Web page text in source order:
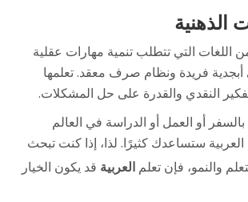
الذهنية
من اللغات التي تتطلب تنمية مهارات عقلية
أبجدية فريدة ونظام صرف معقد. تعلمها
النقدي والقدرة على حل المشكلات.
بالسفر أو العمل أو الدراسة في العالم
ستساعدك كثيرًا. لذا، إذا كنت تبحث
والنمو، فإن تعلم العربية قد يكون الخيار